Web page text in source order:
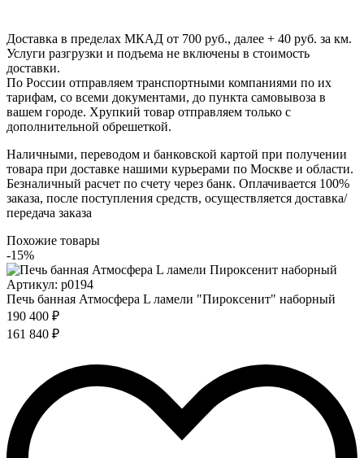
Доставка в пределах МКАД от 700 руб., далее + 40 руб. за км.
Услуги разгрузки и подъема не включены в стоимость
доставки.
По России отправляем транспортными компаниями по их
тарифам, со всеми документами, до пункта самовывоза в
вашем городе. Хрупкий товар отправляем только с
дополнительной обрешеткой.
Наличными, переводом и банковской картой при получении
товара при доставке нашими курьерами по Москве и области.
Безналичный расчет по счету через банк. Оплачивается 100%
заказа, после поступления средств, осуществляется доставка/
передача заказа
Похожие товары
-15%
Артикул: p0194
Печь банная Атмосфера L ламели "Пироксенит" наборный
190 400 ₽
161 840 ₽